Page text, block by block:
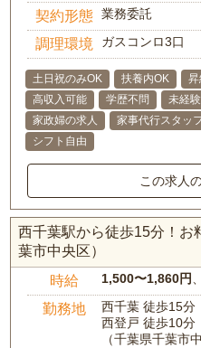
契約形態 業務委託
調理環境 ガスコンロ3口
土日祝のみOK 扶養内OK 昇
高収入可能
学歴不問 未経
家政婦の求人
家事代行スタッ
シフト自由
この求人
西千葉駅から徒歩15分！お
葉市中央区）
時給 1,500〜1,860円
勤務地
西千葉 徒歩15分
西登戸 徒歩10分
（千葉県千葉市